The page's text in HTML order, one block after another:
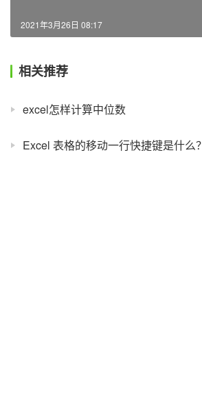
2021年3月26日 08:17
相关推荐
excel怎样计算中位数
Excel 表格的移动一行快捷键是什么？